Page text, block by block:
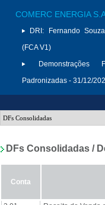
COMERC ENERGIA
DRI:
Fernando
(FCA V1)
Demonstrações
Padronizadas - 31/12/